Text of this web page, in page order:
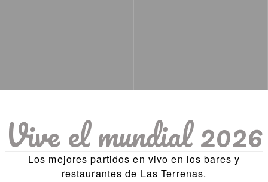
Vive el mundial 2026
Los mejores partidos en vivo en los bares y
restaurantes de Las Terrenas.